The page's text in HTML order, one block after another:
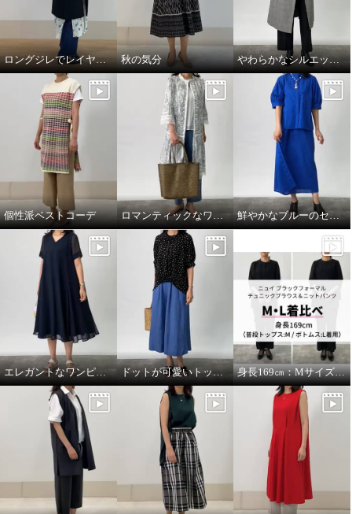
ロングジレでレイヤードスタイル 秋の気分 やわらかなシルエットの上質トレンチコート
個性派ベストコーデ ロマンティックなワンピースを羽織って 鮮やかなブルーのセットアップコーデ。
エレガントなワンピースにカジュアルな小物を合わせて。 ドットが可愛いトップスをメインに。 身長169㎝：MサイズとLサイズを着比べ